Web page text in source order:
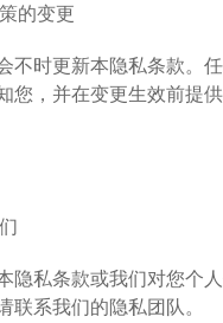
的变更
不时更新本隐私条款。
您，并在变更生效前提
隐私条款或我们对您个
联系我们的隐私团队。